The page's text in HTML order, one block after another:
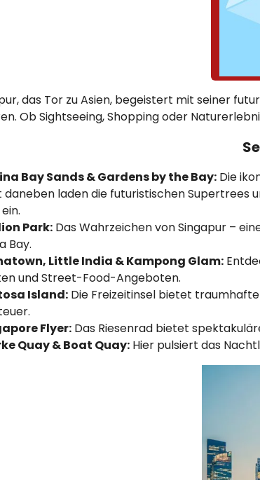
das Tor zu Asien, begeistert mit seiner
Ob Sightseeing, Shopping oder
Bay Sands & Gardens by the Bay: Die
daneben laden die futuristischen Supertrees
Park: Das Wahrzeichen von Singapur –
Bay.
Little India & Kampong Glam:
und Street-Food-Angeboten.
Island: Die Freizeitinsel bietet
Flyer: Das Riesenrad bietet
Quay & Boat Quay: Hier pulsiert das